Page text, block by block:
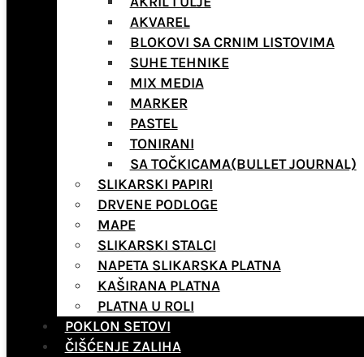
AKVAREL
BLOKOVI SA CRNIM LISTOVIMA
SUHE TEHNIKE
MIX MEDIA
MARKER
PASTEL
TONIRANI
SA TOČKICAMA(BULLET JOURNAL)
SLIKARSKI PAPIRI
DRVENE PODLOGE
MAPE
SLIKARSKI STALCI
NAPETA SLIKARSKA PLATNA
KAŠIRANA PLATNA
PLATNA U ROLI
POKLON SETOVI
ČIŠĆENJE ZALIHA